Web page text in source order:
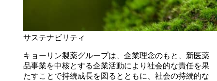
サステナビリティ
キョーリン製薬グループは、企業理念のもと、新医薬
品事業を中核とする企業活動により社会的な責任を果
たすことで持続成長を図るとともに、社会の持続的な